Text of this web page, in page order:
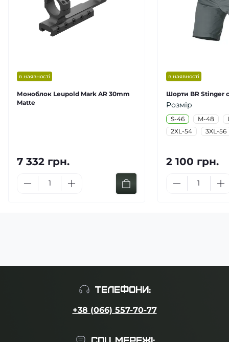
в наявності
Моноблок Leupold Mark AR 30mm
Matte
7 332 грн.
в наявності
Шорти BR Stinger
Розмір
S-46 M-48
2XL-54
3XL-56
2 100 грн.
ТЕЛЕФОНИ:
+38 (066) 557-70-77
СОЦ МЕРЕЖІ: